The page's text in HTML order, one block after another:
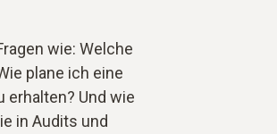
wie: Welche
plane ich eine
erhalten? Und wie
in Audits und